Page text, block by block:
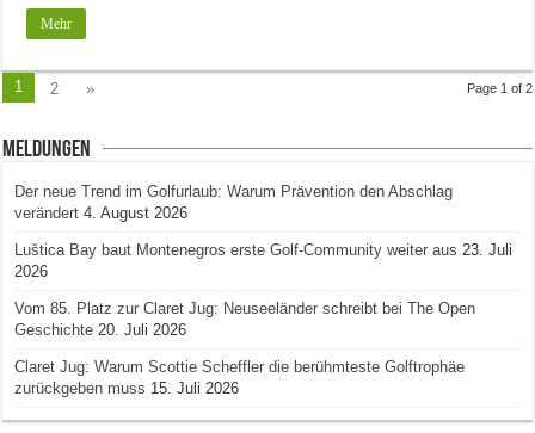
Mehr
Page 1 of 2
1 2 »
Meldungen
Der neue Trend im Golfurlaub: Warum Prävention den Abschlag
verändert 4. August 2026
Luštica Bay baut Montenegros erste Golf-Community weiter aus 23. Juli
2026
Vom 85. Platz zur Claret Jug: Neuseeländer schreibt bei The Open
Geschichte 20. Juli 2026
Claret Jug: Warum Scottie Scheffler die berühmteste Golftrophäe
zurückgeben muss 15. Juli 2026